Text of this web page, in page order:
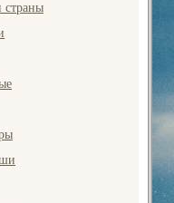
страны